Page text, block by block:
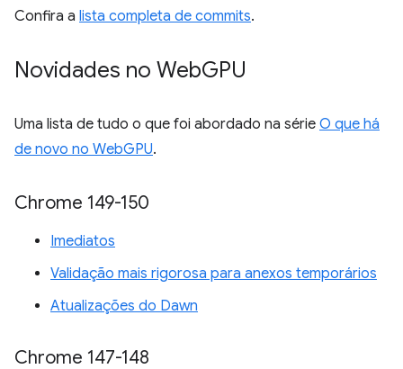
Confira a lista completa de commits.
Novidades no WebGPU
Uma lista de tudo o que foi abordado na série O que há
de novo no WebGPU.
Chrome 149-150
Imediatos
Validação mais rigorosa para anexos temporários
Atualizações do Dawn
Chrome 147-148